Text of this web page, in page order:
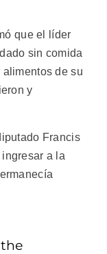
que el líder
sin comida
de su
y
Francis
a la